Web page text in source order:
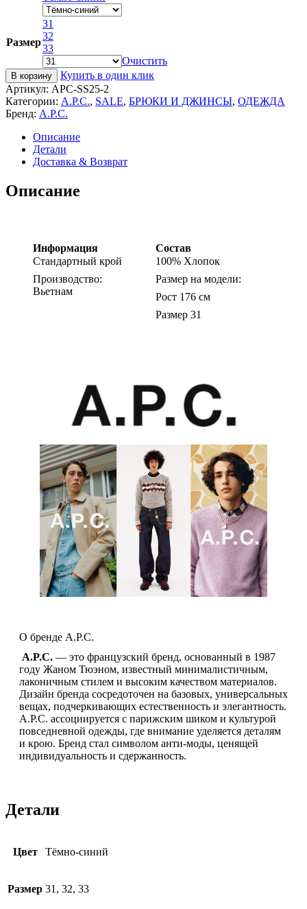
Размер
31
32
33
Очистить
В корзину
Купить в один клик
Артикул: APC-SS25-2
Категории: A.P.C., SALE, БРЮКИ И ДЖИНСЫ, ОДЕЖДА
Бренд: A.P.C.
Описание
Детали
Доставка & Возврат
Описание
Информация
Стандартный крой
Производство:
Вьетнам
Состав
100% Хлопок
Размер на модели:
Рост 176 см
Размер 31
О бренде A.P.C.
A.P.C. — это французский бренд, основанный в 1987
году Жаном Тюэном, известный минималистичным,
лаконичным стилем и высоким качеством материалов.
Дизайн бренда сосредоточен на базовых, универсальных
вещах, подчеркивающих естественность и элегантность.
A.P.C. ассоциируется с парижским шиком и культурой
повседневной одежды, где внимание уделяется деталям
и крою. Бренд стал символом анти-моды, ценящей
индивидуальность и сдержанность.
Детали
Цвет Тёмно-синий
Размер 31, 32, 33